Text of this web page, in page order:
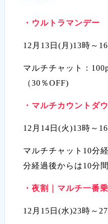
・ウルトラマンデー
12月13日(月)13時～
マルチチャット：
（30％OFF)
・マルチカウントダ
12月14日(火)13時～
マルチチャット10分
分経過後からは10分間
・夜割｜マルチ一番
12月15日(水)23時～